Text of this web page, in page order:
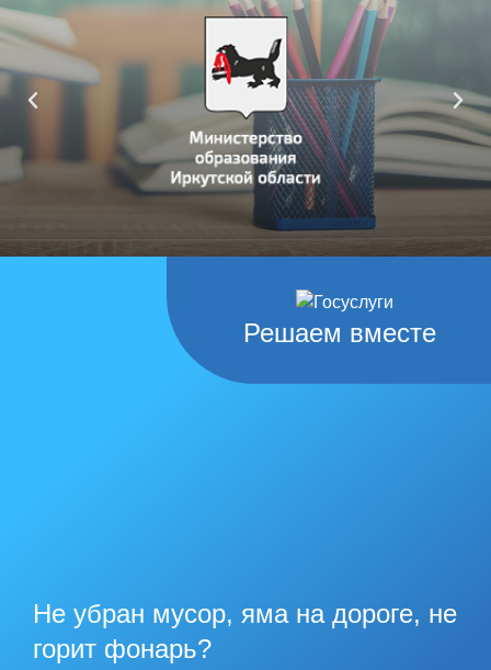
Решаем вместе
Не убран мусор, яма на дороге, не
горит фонарь?